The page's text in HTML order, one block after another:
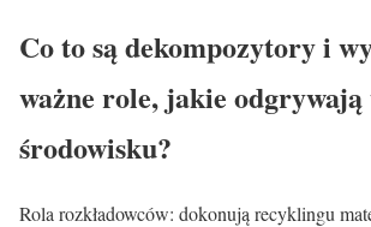
Co to są dekompozytory i
ważne role, jakie odgrywają
środowisku?
Rola rozkładowców: dokonują recyklingu